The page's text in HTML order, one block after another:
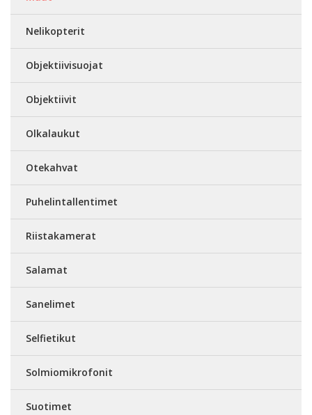
Nelikopterit
Objektiivisuojat
Objektiivit
Olkalaukut
Otekahvat
Puhelintallentimet
Riistakamerat
Salamat
Sanelimet
Selfietikut
Solmiomikrofonit
Suotimet